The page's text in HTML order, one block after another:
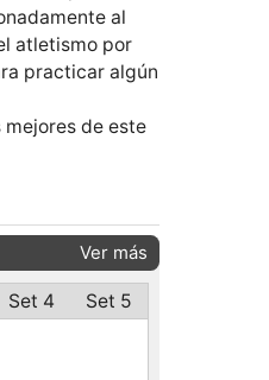
al
atletismo por
practicar algún
mejores de este
Ver más
Set 4 Set 5